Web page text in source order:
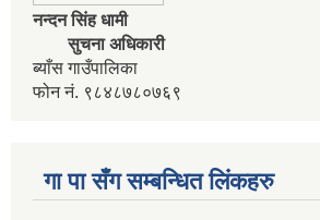
नन्दन सिंह धामी
सुचना अधिकारी
ब्याँस गाउँपालिका
फोन नं. ९८४८७८०७६९
गा पा सँग सम्बन्धित लिंकहरु